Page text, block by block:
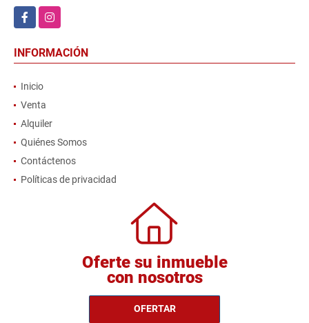
FacebookInstagram
INFORMACIÓN
Inicio
Venta
Alquiler
Quiénes Somos
Contáctenos
Políticas de privacidad
Oferte su inmueble
con nosotros
OFERTAR